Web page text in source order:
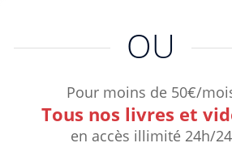
OU
Pour moins de 50€/
Tous nos livres et
en accès illimité 24h/24